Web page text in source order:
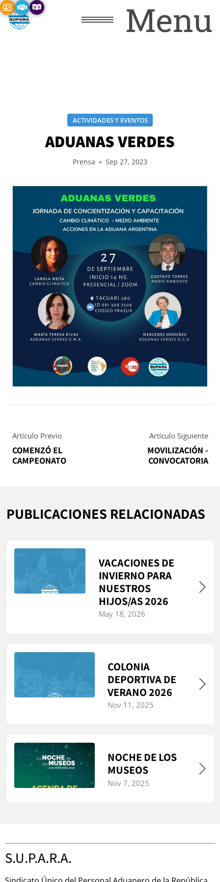
Menu
ACTIVIDADES Y EVENTOS
ADUANAS VERDES
Prensa Sep 27, 2023
Artículo Previo
COMENZÓ EL
CAMPEONATO
Artículo Siguiente
MOVILIZACIÓN -
CONVOCATORIA
PUBLICACIONES RELACIONADAS
VACACIONES DE
INVIERNO PARA
NUESTROS
HIJOS/AS 2026
May 18, 2026
COLONIA
DEPORTIVA DE
VERANO 2026
Nov 11, 2025
NOCHE DE LOS
MUSEOS
Nov 7, 2025
S.U.P.A.R.A.